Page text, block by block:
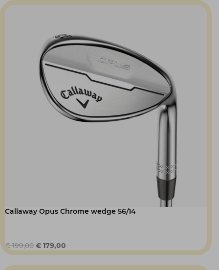
Callaway Opus Chrome wedge 56/14
€199,00 Oorspronkelijke
prijs
was:
€ 179,00
prijs
is: